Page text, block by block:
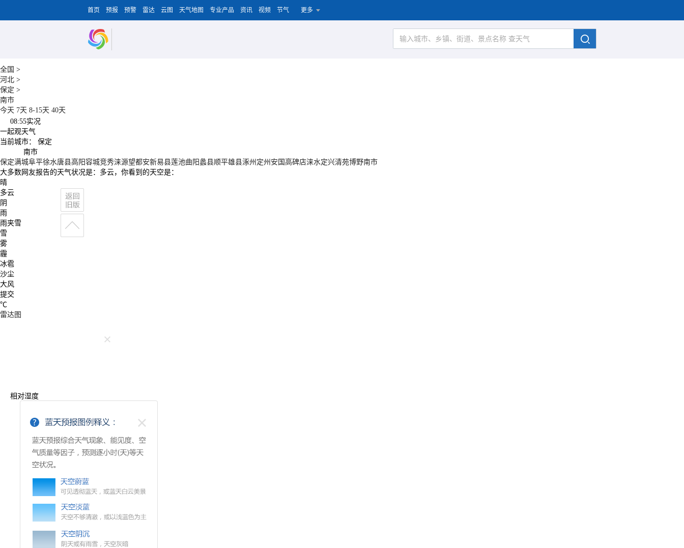
首页 预报 预警 雷达 云图 天气地图 专业产品 资讯 视频 节气 更多
全国 >
河北 >
保定 >
南市
今天 7天 8-15天 40天
08:55实况
一起观天气
当前城市：
保定
南市
保定满城阜平徐水唐县高阳容城竞秀涞源望都安新易县莲池曲阳 蠡县顺平雄县涿州 定州 安国 高碑店涞水定兴清苑博野南市
大多数网友报告的天气状况是： 多云，你看到的天空是：
晴
多云
阴
雨
雨夹雪
雪
雾
霾
冰雹
沙尘
大风
提交
℃
雷达图
相对湿度